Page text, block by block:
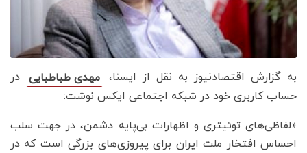
به گزارش اقتصادنیوز به نقل از ایسنا، مهدی طباطبایی در
حساب کاربری خود در شبکه اجتماعی ایکس نوشت:
«لفاظی‌های توئیتری و اظهارات بی‌پایه دشمن، در جهت سلب
احساس افتخار ملت ایران برای پیروزی‌های بزرگی است که در